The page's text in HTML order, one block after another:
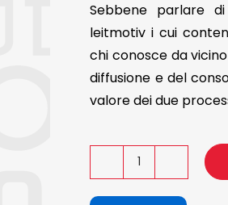
Sebbene parlare
leitmotiv i cui
chi conosce da
diffusione e del
valore dei due
Progettare
e